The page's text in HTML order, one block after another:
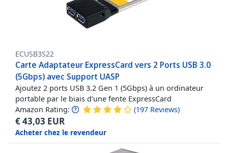
ECUSB3S22
Carte Adaptateur ExpressCard vers 2 Ports USB 3.0
(5Gbps) avec Support UASP
Ajoutez 2 ports USB 3.2 Gen 1 (5Gbps) à un ordinateur
portable par le biais d'une fente ExpressCard
Amazon Rating: (197 Reviews)
€43,03 EUR
Acheter chez le revendeur